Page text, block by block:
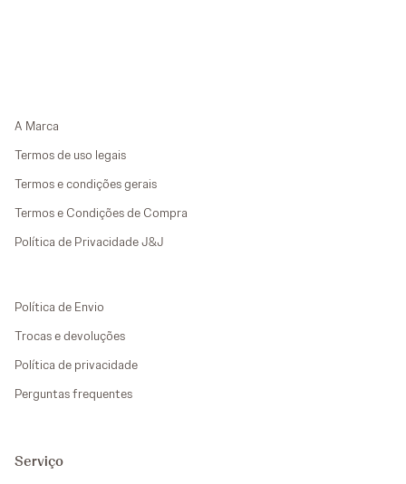
A Marca
Termos de uso legais
Termos e condições gerais
Termos e Condições de Compra
Política de Privacidade J&J
Política de Envio
Trocas e devoluções
Política de privacidade
Perguntas frequentes
Serviço